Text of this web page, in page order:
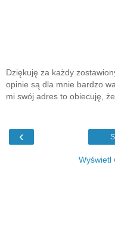
Dziękuję za każdy
opinie są dla mnie bardzo
mi swój adres to obiecuję,
‹
Wyświetl